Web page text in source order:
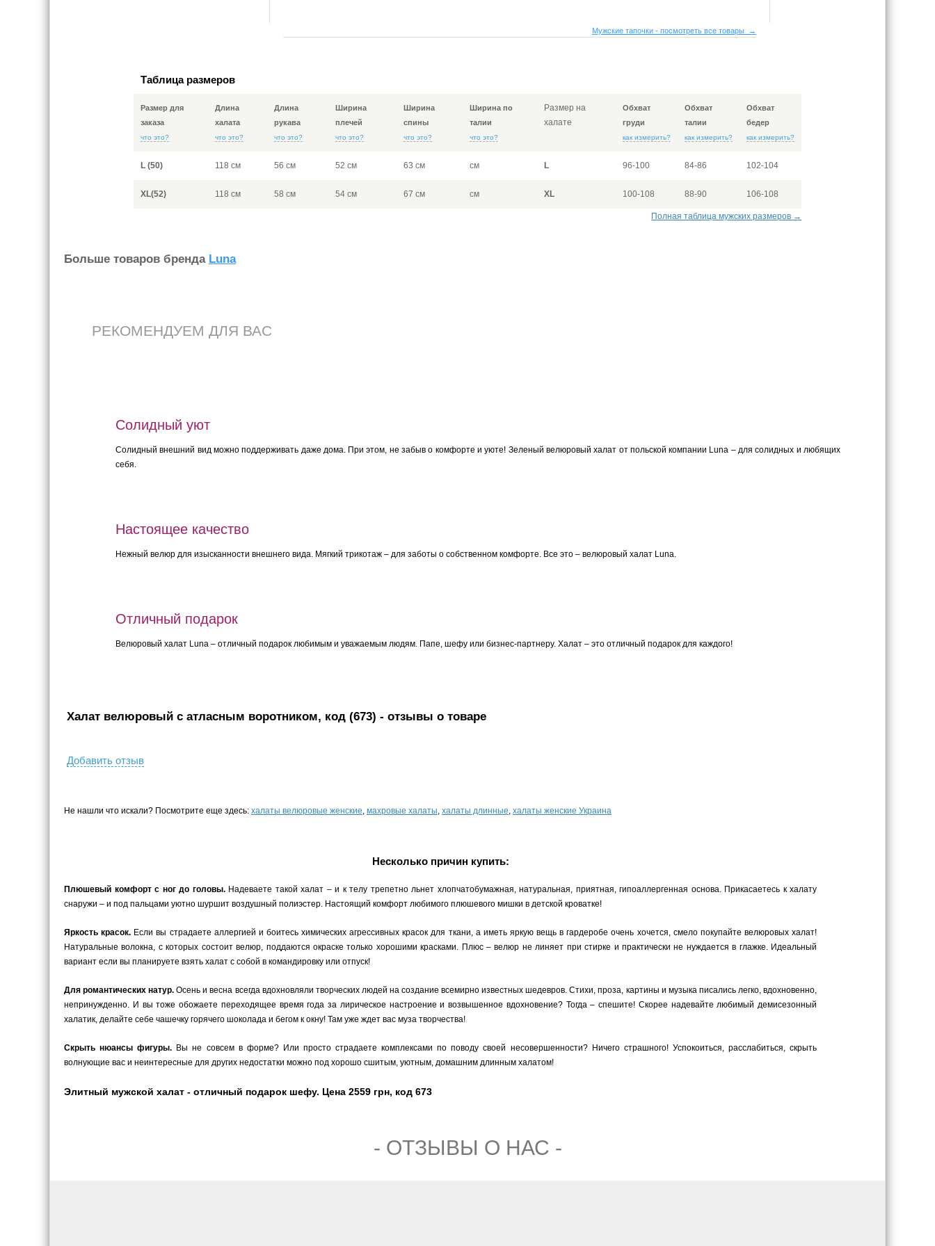
Мужские тапочки - посмотреть все товары →
Таблица размеров
Размер для
заказа
что это?
Длина
халата
что это?
Длина
рукава
что это?
Ширина
плечей
что это?
Ширина
спины
что это?
Ширина по
талии
что это?
Размер на
халате
Обхват
груди
как измерить?
Обхват
талии
как измерить?
Обхват
бедер
как измерить?
L (50) 118 см 56 см 52 см 63 см см L 96-100 84-86 102-104
XL(52) 118 см 58 см 54 см 67 см см XL 100-108 88-90 106-108
Полная таблица мужских размеров →
Больше товаров бренда Luna
РЕКОМЕНДУЕМ ДЛЯ ВАС
Солидный уют
Солидный внешний вид можно поддерживать даже дома. При этом, не забыв о комфорте и уюте! Зеленый велюровый халат от польской компании Luna – для солидных и любящих
себя.
Настоящее качество
Нежный велюр для изысканности внешнего вида. Мягкий трикотаж – для заботы о собственном комфорте. Все это – велюровый халат Luna.
Отличный подарок
Велюровый халат Luna – отличный подарок любимым и уважаемым людям. Папе, шефу или бизнес-партнеру. Халат – это отличный подарок для каждого!
Халат велюровый с атласным воротником, код (673) - отзывы о товаре
Добавить отзыв
Не нашли что искали? Посмотрите еще здесь: халаты велюровые женские, махровые халаты, халаты длинные, халаты женские Украина
Несколько причин купить:
Плюшевый комфорт с ног до головы.Надеваете такой халат – и к телу трепетно льнет хлопчатобумажная, натуральная, приятная, гипоаллергенная основа. Прикасаетесь к халату
снаружи – и под пальцами уютно шуршит воздушный полиэстер. Настоящий комфорт любимого плюшевого мишки в детской кроватке!
Яркость красок. Если вы страдаете аллергией и боитесь химических агрессивных красок для ткани, а иметь яркую вещь в гардеробе очень хочется, смело покупайте велюровых халат!
Натуральные волокна, с которых состоит велюр, поддаются окраске только хорошими красками. Плюс – велюр не линяет при стирке и практически не нуждается в глажке. Идеальный
вариант если вы планируете взять халат с собой в командировку или отпуск!
Для романтических натур. Осень и весна всегда вдохновляли творческих людей на создание всемирно известных шедевров. Стихи, проза, картины и музыка писались легко, вдохновенно,
непринужденно. И вы тоже обожаете переходящее время года за лирическое настроение и возвышенное вдохновение? Тогда – спешите! Скорее надевайте любимый демисезонный
халатик, делайте себе чашечку горячего шоколада и бегом к окну! Там уже ждет вас муза творчества!
Скрыть нюансы фигуры. Вы не совсем в форме? Или просто страдаете комплексами по поводу своей несовершенности? Ничего страшного! Успокоиться, расслабиться, скрыть
волнующие вас и неинтересные для других недостатки можно под хорошо сшитым, уютным, домашним длинным халатом!
Элитный мужской халат - отличный подарок шефу. Цена 2559 грн, код 673
- ОТЗЫВЫ О НАС -